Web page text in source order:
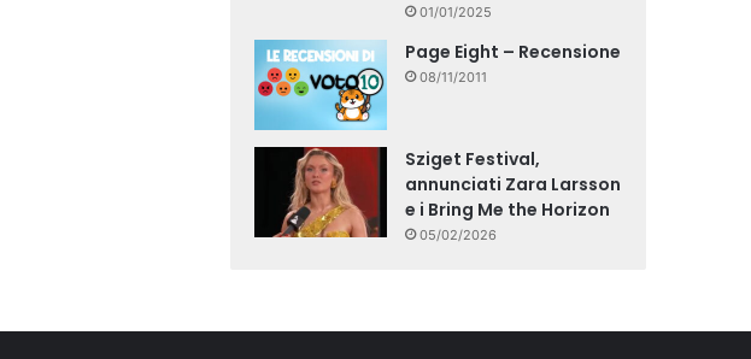
01/01/2025
Page Eight – Recensione
08/11/2011
Sziget Festival,
annunciati Zara Larsson
e i Bring Me the Horizon
05/02/2026